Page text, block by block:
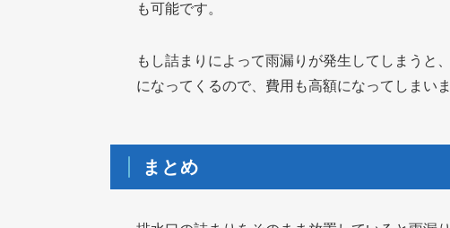
も可能です。
もし詰まりによって雨漏りが発生してしまうと
になってくるので、費用も高額になってしまいま
まとめ